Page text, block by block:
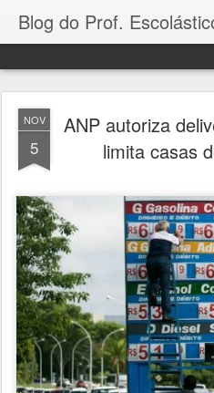
NOV
5
ANP autoriza
limita casas